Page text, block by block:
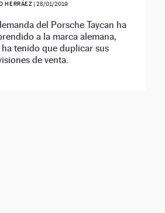
HERRÁEZ |28/01/2019
del Porsche Taycan ha
a la marca alemana,
tenido que duplicar sus
de venta.